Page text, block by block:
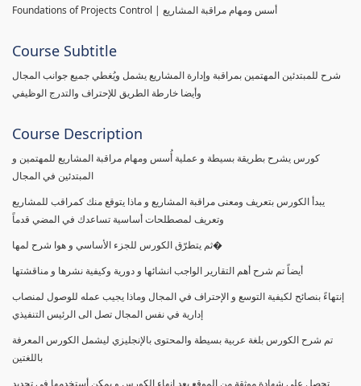
Foundations of Projects Control | أسس ومهام مراقبة المشاريع
Course Subtitle
شرح للمبتدئين المهتمين بمراقبة وإدارة المشاريع يشمل ويُغطي جميع جوانب المجال
وأيضا خارطة الطريق للإحتراف والتدرج الوظيفي
Course Description
كورس يشرح بطريقة بسيطة و عملية أُسس ومهام مراقبة المشاريع للمهتمين و
المبتدئين في المجال
يبدأ الكورس بتعريف ومعنى مراقبة المشاريع و ماذا يتوقع منك كمراقب للمشاريع
وتعريف لمصطلحات أساسية تساعدك في المضي قدماً
ثم يتطرّق الكورس للجزء الأساسي و هوا شرح لمها�
أيضاً تم شرح أهم التقارير الواجب انشائها و دورية وكيفية نشرها و مناقشتها
إنتهاءً بنصائح لكيفية التوسع و الإحتراف في المجال وماذا يجيب عمله للوصول لمنصاب
إدارية في نفس المجال تصل الى الرئيس التنفيذي
تم شرح الكورس بلغة عربية بسيطة والمحتوى بالإنجليزي ليشمل الكورس المعرفة
باللغتين
تحصل على شهادة موثقة من الموقع بعد إنهاء الكورس و يمكن أستخدمها في تجديد